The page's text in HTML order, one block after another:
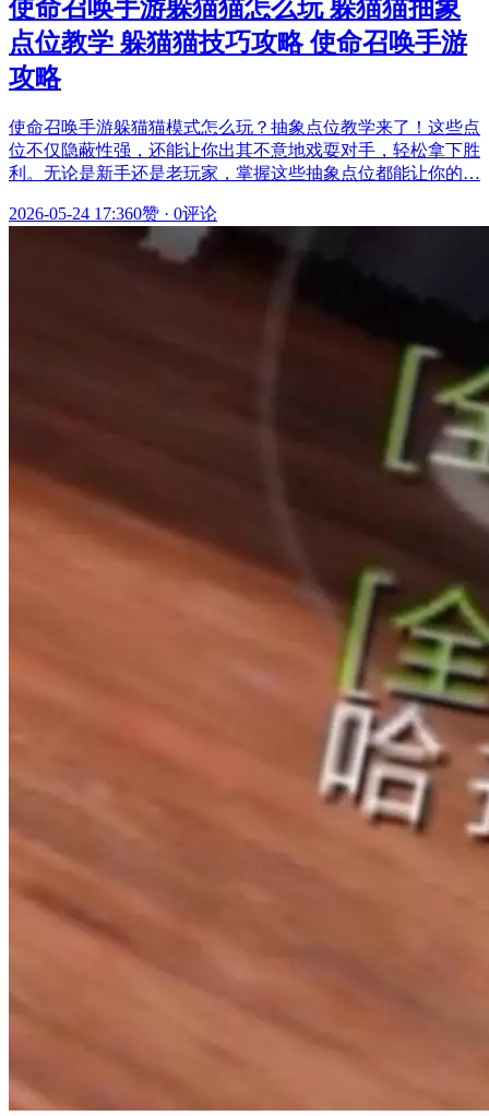
使命召唤手游躲猫猫怎么玩 躲猫猫抽象
点位教学 躲猫猫技巧攻略 使命召唤手游
攻略
使命召唤手游躲猫猫模式怎么玩？抽象点位教学来了！这些点
位不仅隐蔽性强，还能让你出其不意地戏耍对手，轻松拿下胜
利。无论是新手还是老玩家，掌握这些抽象点位都能让你的…
2026-05-24 17:360赞 · 0评论